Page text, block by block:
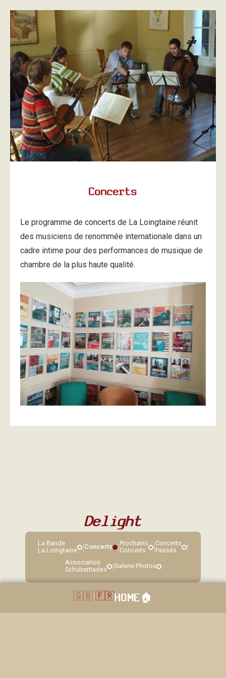
Concerts
Le programme de concerts de La Loingtaine réunit
des musiciens de renommée internationale dans un
cadre intime pour des performances de musique de
chambre de la plus haute qualité.
Delight
La Bande
La Loingtaine
|Concerts |Prochains
Concerts
|Concerts
Passés
|
Association
Schubertiades
|Galerie Photos
🇬🇧|🇫🇷HOME 🏠︎